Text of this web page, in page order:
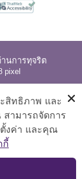
นการทุจริต
pixel
นโยบายเว็บไซต์
|
TOP
สิทธิภาพ และ
ามารถจัดการ
งค่า และคุณ
กี้